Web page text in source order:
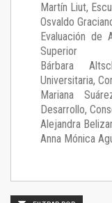
Martín Liut,
Osvaldo
Evaluación de
Superior
Bárbara
Universitaria,
Mariana
Desarrollo,
Alejandra
Anna Mónica